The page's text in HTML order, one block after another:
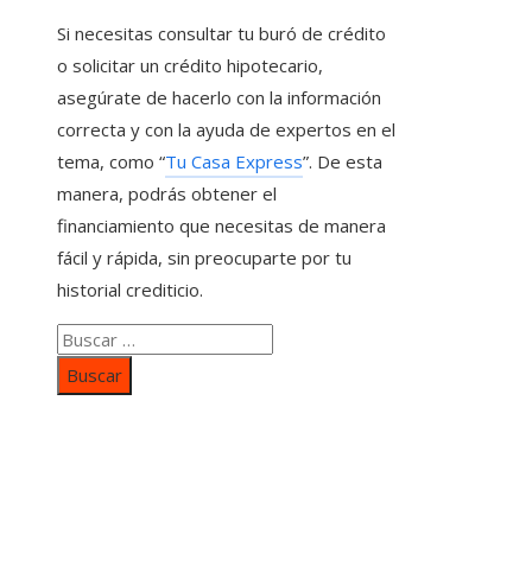
Si necesitas consultar tu buró de crédito
o solicitar un crédito hipotecario,
asegúrate de hacerlo con la información
correcta y con la ayuda de expertos en el
tema, como “Tu Casa Express”. De esta
manera, podrás obtener el
financiamiento que necesitas de manera
fácil y rápida, sin preocuparte por tu
historial crediticio.
Buscar: